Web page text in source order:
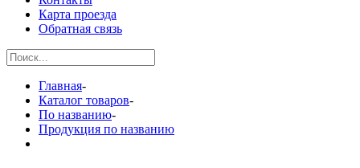
Карта проезда
Обратная связь
Главная-
Каталог товаров-
По названию-
Продукция по названию